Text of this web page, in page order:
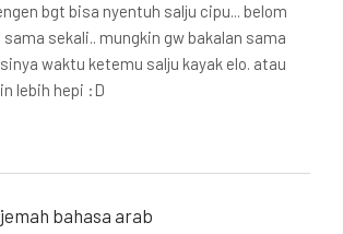
bgt bisa nyentuh salju cipu... belom
sama sekali.. mungkin gw bakalan sama
waktu ketemu salju kayak elo. atau
lebih hepi :D
bahasa arab